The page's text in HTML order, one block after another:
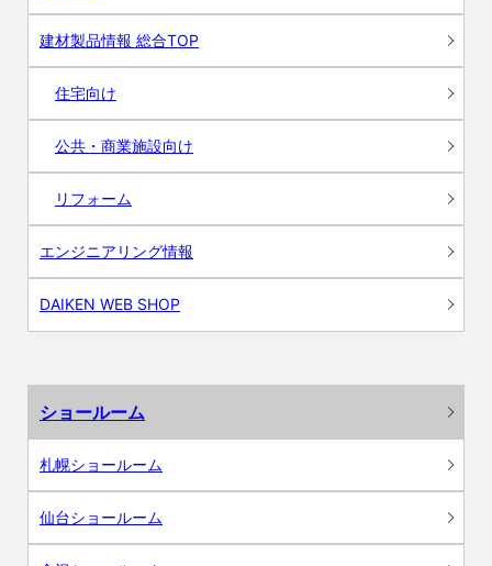
建材製品情報 総合TOP
住宅向け
公共・商業施設向け
リフォーム
エンジニアリング情報
DAIKEN WEB SHOP
ショールーム
札幌ショールーム
仙台ショールーム